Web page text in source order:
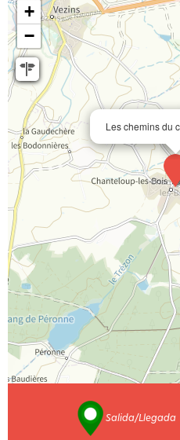
Les chemins du
+
−
Salida/Llegada